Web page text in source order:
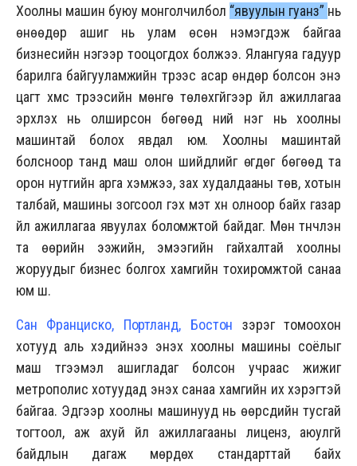
Хоолны машин буюу монголчилбол “явуулын гуанз” нь
өнөөдөр ашиг нь улам өсөн нэмэгдэж байгаа
бизнесийн нэгээр тооцогдох болжээ. Ялангуяа гадуур
барилга байгууламжийн түрээс асар өндөр болсон энэ
цагт хүмүүс түрээсийн мөнгө төлөхгүйгээр үйл ажиллагаа
эрхлэх нь олширсон бөгөөд үүний нэг нь хоолны
машинтай болох явдал юм. Хоолны машинтай
болсноор танд маш олон шийдлийг өгдөг бөгөөд та
орон нутгийн арга хэмжээ, зах худалдааны төв, хотын
талбай, машины зогсоол гэх мэт хүн олноор байх газар
үйл ажиллагаа явуулах боломжтой байдаг. Мөн түүнчлэн
та өөрийн ээжийн, эмээгийн гайхалтай хоолны
жоруудыг бизнес болгох хамгийн тохиромжтой санаа
юм шүү.
Сан Франциско, Портланд, Бостон зэрэг томоохон
хотууд аль хэдийнээ энэхүү хоолны машины соёлыг
маш түгээмэл ашигладаг болсон учраас жижиг
метрополис хотуудад энэхүү санаа хамгийн их хэрэгтэй
байгаа. Эдгээр хоолны машинууд нь өөрсдийн тусгай
тогтоол, аж ахуй үйл ажиллагааны лиценз, аюулгүй
байдлын дагаж мөрдөх стандарттай байх